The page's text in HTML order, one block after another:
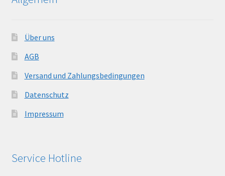
Über uns
AGB
Versand und Zahlungsbedingungen
Datenschutz
Impressum
Service Hotline